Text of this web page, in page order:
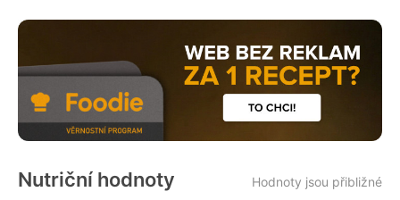
Nutriční hodnoty Hodnoty jsou přibližné